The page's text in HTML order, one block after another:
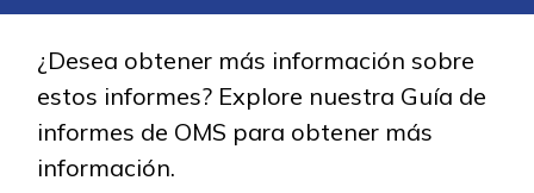
Estudiar
Programas de
¿Desea obtener más información sobre
estos informes? Explore nuestra Guía de
informes de OMS para obtener más
información.